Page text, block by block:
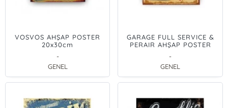
VOSVOS AHŞAP POSTER
20x30cm
-
GENEL
GARAGE FULL SERVICE &
PERAIR AHŞAP POSTER
-
GENEL